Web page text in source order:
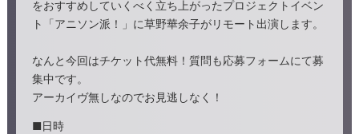
をおすすめしていくべく立ち上がったプロジェクトイベン
ト「アニソン派！」に草野華余子がリモート出演します。
なんと今回はチケット代無料！質問も応募フォームにて募
集中です。
アーカイヴ無しなのでお見逃しなく！
■日時